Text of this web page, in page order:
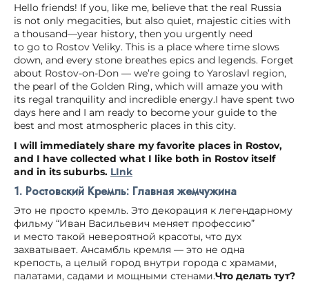
Hello friends! If you, like me, believe that the real Russia
is not only megacities, but also quiet, majestic cities with
a thousand—year history, then you urgently need
to go to Rostov Veliky. This is a place where time slows
down, and every stone breathes epics and legends. Forget
about Rostov-on-Don — we’re going to Yaroslavl region,
the pearl of the Golden Ring, which will amaze you with
its regal tranquility and incredible energy.I have spent two
days here and I am ready to become your guide to the
best and most atmospheric places in this city.
I will immediately share my favorite places in Rostov,
and I have collected what I like both in Rostov itself
and in its suburbs. LInk
1. Ростовский Кремль: Главная жемчужина
Это не просто кремль. Это декорация к легендарному
фильму “Иван Васильевич меняет профессию”
и место такой невероятной красоты, что дух
захватывает. Ансамбль кремля — это не одна
крепость, а целый город внутри города с храмами,
палатами, садами и мощными стенами.Что делать тут?